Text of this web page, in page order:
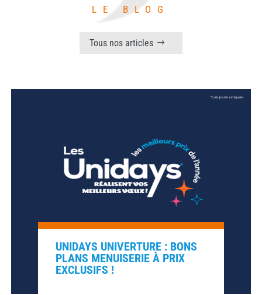
LE BLOG
Tous nos articles
UNIDAYS UNIVERTURE : BONS
PLANS MENUISERIE À PRIX
EXCLUSIFS !